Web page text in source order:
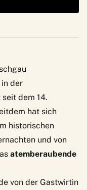
in der
dem 14.
hat sich
historischen
und von
atemberaubende
von der Gastwirtin